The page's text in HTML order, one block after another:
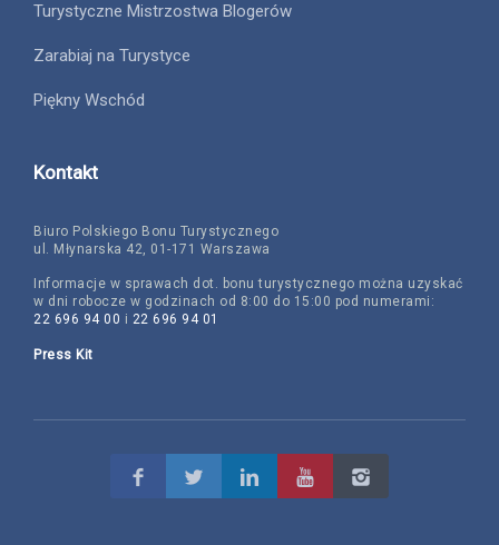
Turystyczne Mistrzostwa Blogerów
Zarabiaj na Turystyce
Piękny Wschód
Kontakt
Biuro Polskiego Bonu Turystycznego
ul. Młynarska 42, 01-171 Warszawa
Informacje w sprawach dot. bonu turystycznego można uzyskać
w dni robocze w godzinach od 8:00 do 15:00 pod numerami:
22 696 94 00 i 22 696 94 01
Press Kit